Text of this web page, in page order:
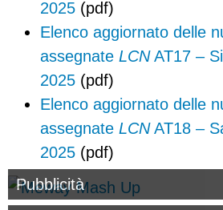
2025 (pdf)
Elenco aggiornato delle
assegnate LCNAT17 –
2025 (pdf)
Elenco aggiornato delle
assegnate LCNAT18 –
2025 (pdf)
Pubblicità